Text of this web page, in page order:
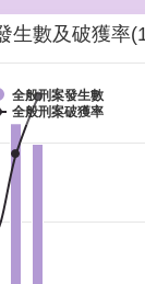
生數及破獲率
全般刑案發生數
全般刑案破獲率